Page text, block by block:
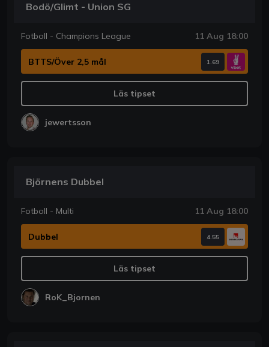
Bodö/Glimt - Union SG
Fotboll - Champions League 11 Aug 18:00
BTTS/Över 2,5 mål 1.69
Läs tipset
jewertsson
Björnens Dubbel
Fotboll - Multi 11 Aug 18:00
Dubbel 4.55
Läs tipset
RoK_Bjornen